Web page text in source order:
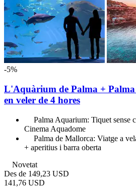
-5%
L'Aquàrium de Palma +
en veler de 4 hores
Palma Aquarium: Tiquet sense
Cinema Aquadome
Palma de Mallorca: Viatge a
+ aperitius i barra oberta
Novetat
Des de 149,23 USD
141,76 USD